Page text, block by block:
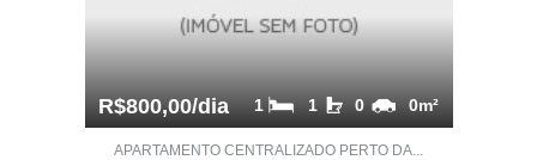
R$800,00/dia 0m²
0
1
1
APARTAMENTO CENTRALIZADO PERTO DA...